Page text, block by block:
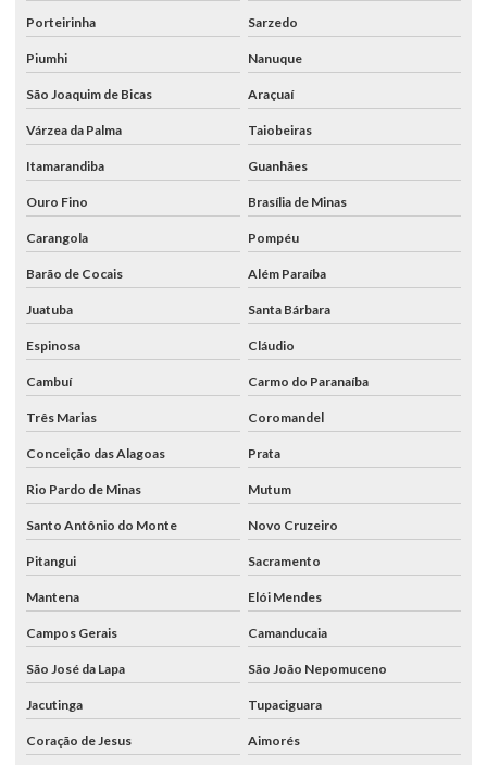
Porteirinha Sarzedo
Piumhi Nanuque
São Joaquim de Bicas Araçuaí
Várzea da Palma Taiobeiras
Itamarandiba Guanhães
Ouro Fino Brasília de Minas
Carangola Pompéu
Barão de Cocais Além Paraíba
Juatuba Santa Bárbara
Espinosa Cláudio
Cambuí Carmo do Paranaíba
Três Marias Coromandel
Conceição das Alagoas Prata
Rio Pardo de Minas Mutum
Santo Antônio do Monte Novo Cruzeiro
Pitangui Sacramento
Mantena Elói Mendes
Campos Gerais Camanducaia
São José da Lapa São João Nepomuceno
Jacutinga Tupaciguara
Coração de Jesus Aimorés